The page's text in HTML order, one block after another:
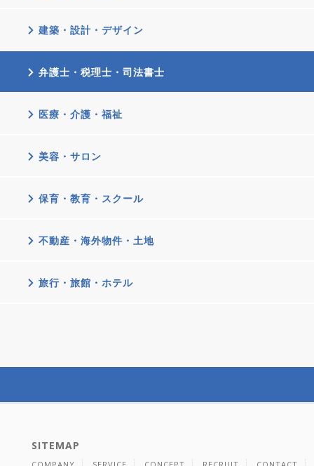
建築・設計・デザイン
弁護士・税理士・司法書士
医療・介護・福祉
美容・サロン
保育・教育・スクール
不動産・海外物件・土地
旅行・旅館・ホテル
SITEMAP